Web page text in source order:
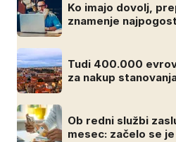
Ko imajo dovolj,
znamenje
Tudi 400.000
za nakup
Ob redni službi
mesec: začelo se